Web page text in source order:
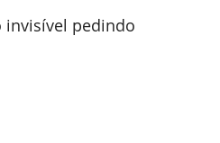
invisível pedindo